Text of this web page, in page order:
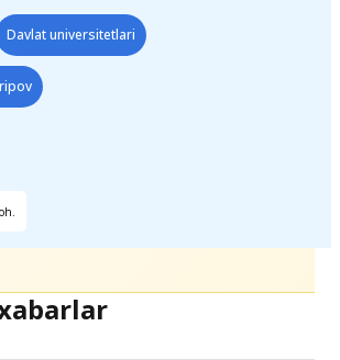
Davlat universitetlari